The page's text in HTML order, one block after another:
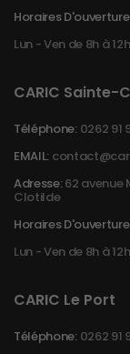
Horaires
Lun - Ven de 8h à
CARIC Sainte-
Téléphone: 0262 91
EMAIL:
Adresse:62 avenue
Clotilde
Horaires
Lun - Ven de 8h à
CARIC Le Port
Téléphone: 0262 91